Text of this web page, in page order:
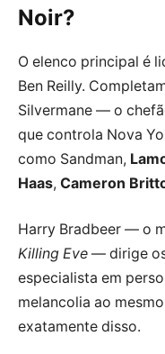
Noir?
O elenco principal é
Ben Reilly.
Silvermane — o
que controla Nova
como Sandman,
Haas, Cameron
Harry Bradbeer — o
Killing Eve — dirige
especialista em
melancolia ao
exatamente disso.